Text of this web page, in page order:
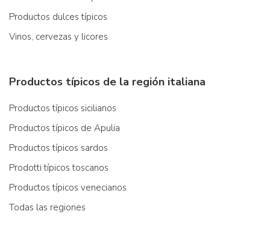
Productos dulces típicos
Vinos, cervezas y licores
Productos típicos de la región italiana
Productos típicos sicilianos
Productos típicos de Apulia
Productos típicos sardos
Prodotti típicos toscanos
Productos típicos venecianos
Todas las regiones